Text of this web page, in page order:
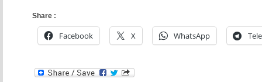
Share :
Facebook X WhatsApp